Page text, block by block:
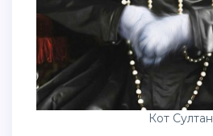
Кот Султан